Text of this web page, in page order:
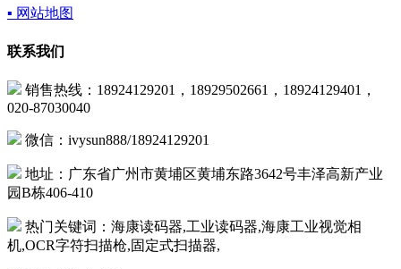
▪ 网站地图
联系我们
销售热线：18924129201，18929502661，18924129401，
020-87030040
微信：ivysun888/18924129201
地址：广东省广州市黄埔区黄埔东路3642号丰泽高新产业
园B栋406-410
热门关键词：海康读码器,工业读码器,海康工业视觉相
机,OCR字符扫描枪,固定式扫描器,